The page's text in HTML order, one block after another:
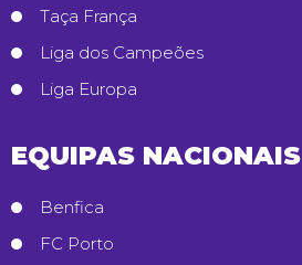
Taça França
Liga dos Campeões
Liga Europa
EQUIPAS NACIONAIS
Benfica
FC Porto